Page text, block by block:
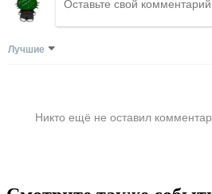
Лучшие
Никто ещё не оставил